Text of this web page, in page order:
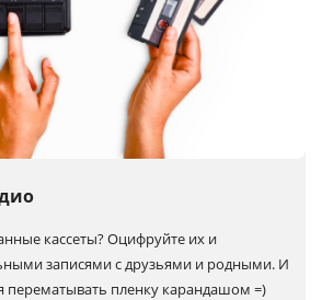
кассеты?Оцифруйте их и
записями с друзьями и родными. И
перематывать пленку карандашом =)